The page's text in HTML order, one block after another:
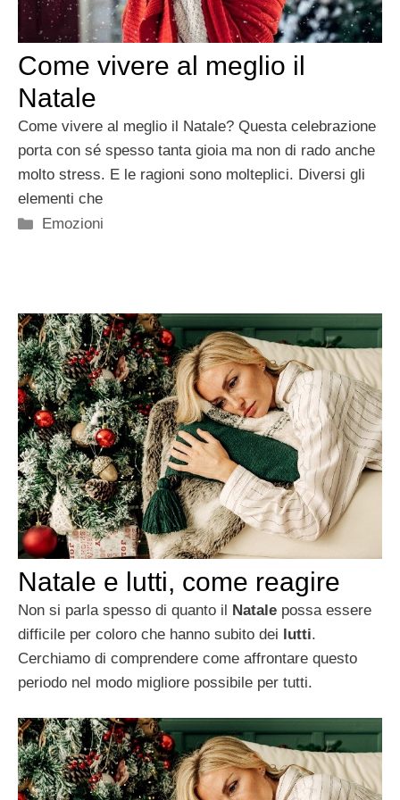
Come vivere al meglio il
Natale
Come vivere al meglio il Natale? Questa celebrazione
porta con sé spesso tanta gioia ma non di rado anche
molto stress. E le ragioni sono molteplici. Diversi gli
elementi che
Categorie
Emozioni
Natale e lutti, come reagire
Non si parla spesso di quanto il Natale possa essere
difficile per coloro che hanno subito dei lutti.
Cerchiamo di comprendere come affrontare questo
periodo nel modo migliore possibile per tutti.